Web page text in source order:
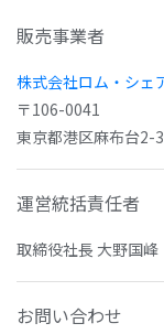
販売事業者
株式会社ロム・シェ
〒106-0041
東京都港区麻布台2-
運営統括責任者
取締役社長 大野国峰
お問い合わせ